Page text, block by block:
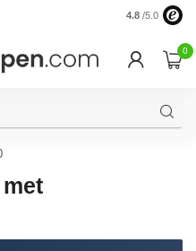
A-merken 4.8 /5.0
0